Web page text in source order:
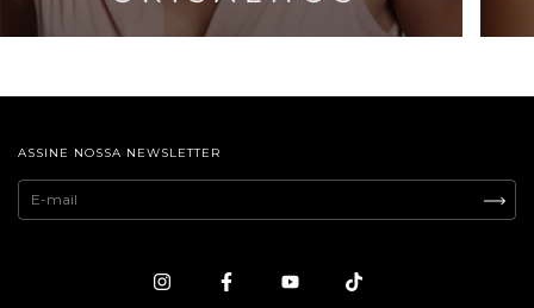
ASSINE NOSSA NEWSLETTER